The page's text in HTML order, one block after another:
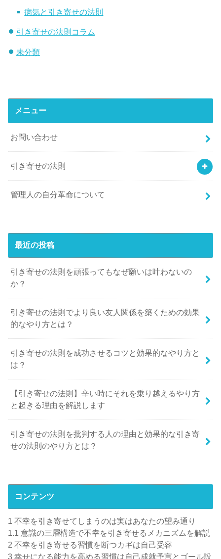
病気と引き寄せの法則
引き寄せの法則コラム
未分類
メニュー
お問い合わせ
引き寄せの法則
管理人の自分革命について
最近の投稿
引き寄せの法則を頑張ってもなぜ願いは叶わないの
か？
引き寄せの法則でより良い友人関係を築くための効果
的なやり方とは？
引き寄せの法則を成功させるコツと効果的なやり方と
は？
【引き寄せの法則】辛い時にそれを乗り越えるやり方
と起きる理由を解説します
引き寄せの法則を批判する人の理由と効果的な引き寄
せの法則のやり方とは？
コンテンツ
1 不幸を引き寄せてしまうのは実はあなたの望み通り
1.1 意識の三層構造で不幸を引き寄せるメカニズムを解説
2 不幸を引き寄せる習慣を断つカギは自己受容
3 幸せになる能力を高める習慣は自己成就予言とゴール設